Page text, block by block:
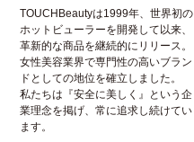
TOUCHBeautyは1999年、世界初の
ホットビューラーを開発して以来、
革新的な商品を継続的にリリース。
女性美容業界で専門性の高いブラン
ドとしての地位を確立しました。
私たちは『安全に美しく』という企
業理念を掲げ、常に追求し続けてい
ます。